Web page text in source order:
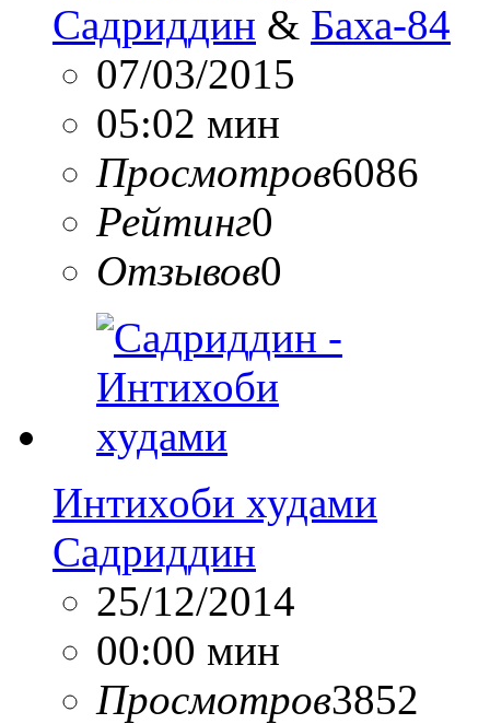
Садриддин & Баха-84
07/03/2015
05:02 мин
Просмотров6086
Рейтинг0
Отзывов0
Интихоби худами
Садриддин
25/12/2014
00:00 мин
Просмотров3852